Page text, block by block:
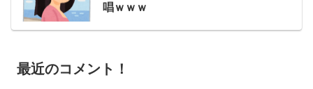
唱ｗｗｗ
最近のコメント！